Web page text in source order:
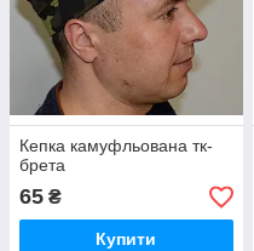
Кепка камуфльована тк-
брета
65 ₴
Купити